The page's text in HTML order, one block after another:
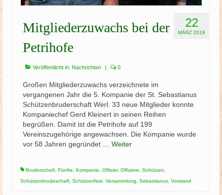
22
MÄRZ 2019
Mitgliederzuwachs bei der
Petrihofe
Veröffentlicht in: Nachrichten | 0
Großen Mitgliederzuwachs verzeichnete im
vergangenen Jahr die 5. Kompanie der St. Sebastianus
Schützenbruderschaft Werl. 33 neue Mitglieder konnte
Kompaniechef Gerd Kleinert in seinen Reihen
begrüßen. Damit ist die Petrihofe auf 199
Vereinszugehörige angewachsen. Die Kompanie wurde
vor 58 Jahren gegründet … Weiter
Bruderschaft Fünfte Kompanie Offizier, Offiziere Schützen
Schützenbrudeschaft Schützenfest. Versammlung Sebastianus Vorstand